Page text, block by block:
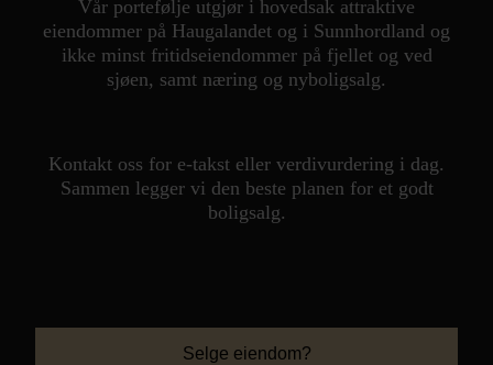
Vår portefølje utgjør i hovedsak attraktive
eiendommer på Haugalandet og i Sunnhordland og
ikke minst fritidseiendommer på fjellet og ved
sjøen, samt næring og nyboligsalg.
Kontakt oss for e-takst eller verdivurdering i dag.
Sammen legger vi den beste planen for et godt
boligsalg.
Selge eiendom?